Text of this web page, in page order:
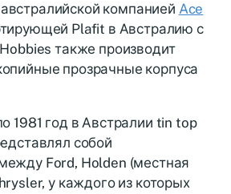
компанией Ace
Plafit в Австралию с
также производит
прозрачные корпуса
1981 год в Австралии tin top
собой
Ford, Holden (местная
у каждого из которых